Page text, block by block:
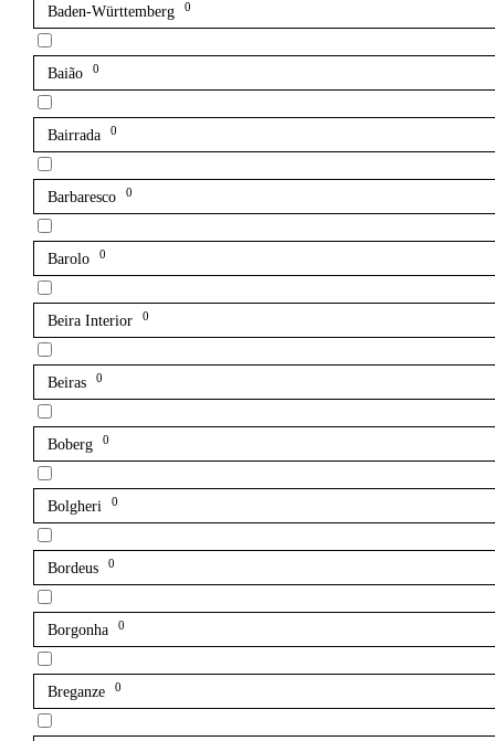
Baden-Württemberg 0
Baião 0
Bairrada 0
Barbaresco 0
Barolo 0
Beira Interior 0
Beiras 0
Boberg 0
Bolgheri 0
Bordeus 0
Borgonha 0
Breganze 0